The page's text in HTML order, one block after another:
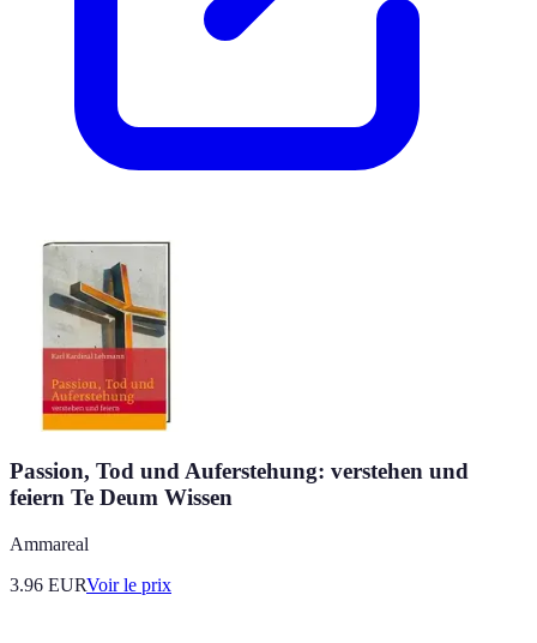
Passion, Tod und Auferstehung: verstehen und
feiern Te Deum Wissen
Ammareal
3.96 EURVoir le prix